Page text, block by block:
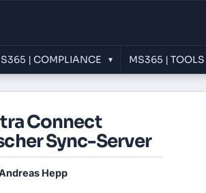
| COMPLIANCE ▾ MS365 | TOOLS
Connect
Sync-Server
Hepp